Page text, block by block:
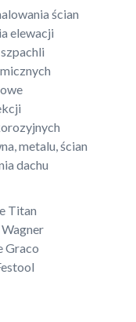
ścian
elewacji
metalu, ścian
dachu
Titan
Graco